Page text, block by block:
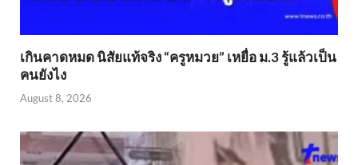
เกินคาดหมด นิสัยแท้จริง “ครูหมวย” เหยื่อ ม.3 รู้แล้วเป็น
คนยังไง
August 8, 2026